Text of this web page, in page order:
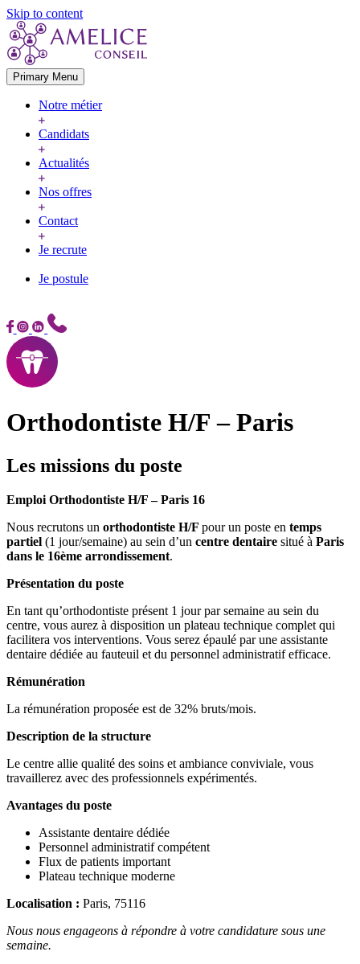
Skip to content
Primary Menu
Notre métier
Candidats
Actualités
Nos offres
Contact
Je recrute
Je postule
Orthodontiste H/F – Paris
Les missions du poste
Emploi Orthodontiste H/F – Paris 16
Nous recrutons un orthodontiste H/F pour un poste en temps
partiel (1 jour/semaine) au sein d’un centre dentaire situé à Paris
dans le 16ème arrondissement.
Présentation du poste
En tant qu’orthodontiste présent 1 jour par semaine au sein du
centre, vous aurez à disposition un plateau technique complet qui
facilitera vos interventions. Vous serez épaulé par une assistante
dentaire dédiée au fauteuil et du personnel administratif efficace.
Rémunération
La rémunération proposée est de 32% bruts/mois.
Description de la structure
Le centre allie qualité des soins et ambiance conviviale, vous
travaillerez avec des professionnels expérimentés.
Avantages du poste
Assistante dentaire dédiée
Personnel administratif compétent
Flux de patients important
Plateau technique moderne
Localisation : Paris, 75116
Nous nous engageons à répondre à votre candidature sous une
semaine.